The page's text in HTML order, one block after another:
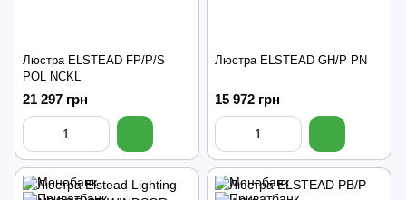
Люстра ELSTEAD FP/P/S
POL NCKL
21 297 грн
Люстра ELSTEAD GH/P PN
15 972 грн